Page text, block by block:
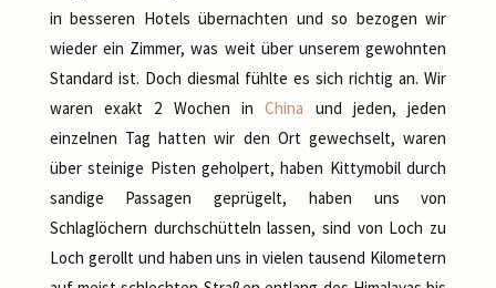
in besseren Hotels übernachten und so bezogen wir
wieder ein Zimmer, was weit über unserem gewohnten
Standard ist. Doch diesmal fühlte es sich richtig an. Wir
waren exakt 2 Wochen inChina und jeden, jeden
einzelnen Tag hatten wir den Ort gewechselt, waren
über steinige Pisten geholpert, haben Kittymobil durch
sandige Passagen geprügelt, haben uns von
Schlaglöchern durchschütteln lassen, sind von Loch zu
Loch gerollt und haben uns in vielen tausend Kilometern